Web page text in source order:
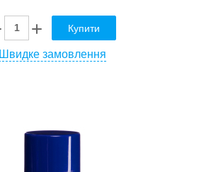
Купити
Швидке замовлення